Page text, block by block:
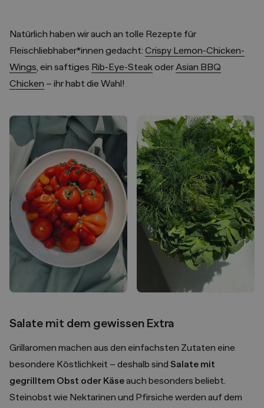
Natürlich haben wir auch an tolle Rezepte für
Fleischliebhaber*innen gedacht: Crispy Lemon-Chicken-
Wings, ein saftiges Rib-Eye-SteakoderAsian BBQ
Chicken – ihr habt die Wahl!
Salate mit dem gewissen Extra
Grillaromen machen aus den einfachsten Zutaten eine
besondere Köstlichkeit – deshalb sind Salate mit
gegrilltem Obst oder Käseauch besonders beliebt.
Steinobst wie Nektarinen und Pfirsiche werden auf dem